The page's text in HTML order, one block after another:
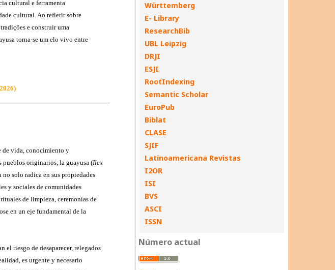
Württemberg
E- Library
ResearchBib
UBL Leipzig
DRJI
ESJI
RootIndexing
Semantic Scholar
EuroPub
Biblat
CLASE
SJIF
Latinoamericana Revistas
I2OR
ISI
BVS
ASCI
ISSN
Número actual